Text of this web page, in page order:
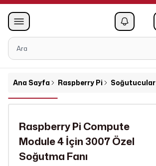
Ana Sayfa Raspberry Pi Soğutucular
Raspberry Pi Compute
Module 4 İçin 3007 Özel
Soğutma Fanı